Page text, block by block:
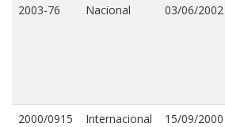
2003-76 Nacional 03/06/2002
2000/0915 Internacional 15/09/2000